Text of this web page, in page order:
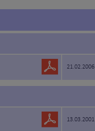
21.02.2006
13.03.2001